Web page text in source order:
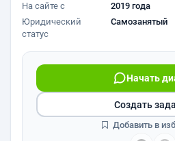
На сайте с
2019 года
Юридический
статус
Самозанятый
Начать
Создать
Добавить в